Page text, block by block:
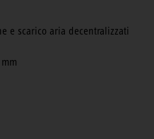
e scarico aria decentralizzati